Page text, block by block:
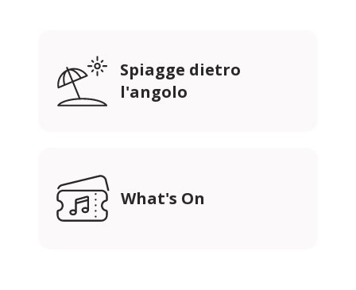
Spiagge dietro
l'angolo
What's On